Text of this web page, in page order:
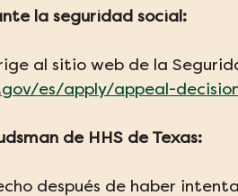
la seguridad social:
al sitio web de la
es/apply/appeal-
de HHS de Texas:
después de haber